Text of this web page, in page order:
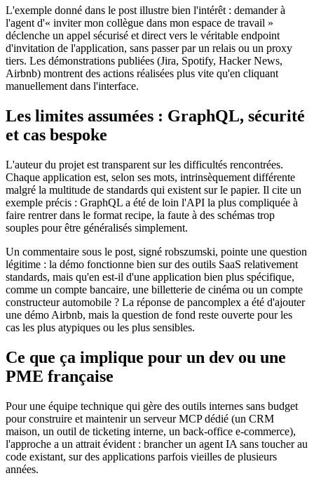
L'exemple donné dans le post illustre bien l'intérêt : demander à
l'agent d'« inviter mon collègue dans mon espace de travail »
déclenche un appel sécurisé et direct vers le véritable endpoint
d'invitation de l'application, sans passer par un relais ou un proxy
tiers. Les démonstrations publiées (Jira, Spotify, Hacker News,
Airbnb) montrent des actions réalisées plus vite qu'en cliquant
manuellement dans l'interface.
Les limites assumées : GraphQL, sécurité
et cas bespoke
L'auteur du projet est transparent sur les difficultés rencontrées.
Chaque application est, selon ses mots, intrinsèquement différente
malgré la multitude de standards qui existent sur le papier. Il cite un
exemple précis : GraphQL a été de loin l'API la plus compliquée à
faire rentrer dans le format recipe, la faute à des schémas trop
souples pour être généralisés simplement.
Un commentaire sous le post, signé robszumski, pointe une question
légitime : la démo fonctionne bien sur des outils SaaS relativement
standards, mais qu'en est-il d'une application bien plus spécifique,
comme un compte bancaire, une billetterie de cinéma ou un compte
constructeur automobile ? La réponse de pancomplex a été d'ajouter
une démo Airbnb, mais la question de fond reste ouverte pour les
cas les plus atypiques ou les plus sensibles.
Ce que ça implique pour un dev ou une
PME française
Pour une équipe technique qui gère des outils internes sans budget
pour construire et maintenir un serveur MCP dédié (un CRM
maison, un outil de ticketing interne, un back-office e-commerce),
l'approche a un attrait évident : brancher un agent IA sans toucher au
code existant, sur des applications parfois vieilles de plusieurs
années.